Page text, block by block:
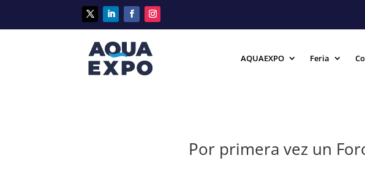
AQUAEXPO Feria
Por primera vez un